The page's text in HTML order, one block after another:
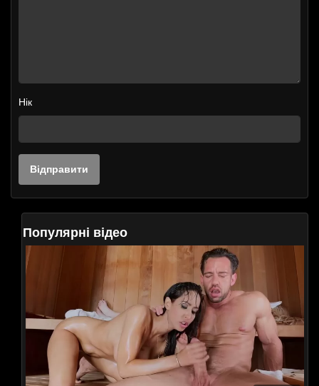
Нік
Популярні відео